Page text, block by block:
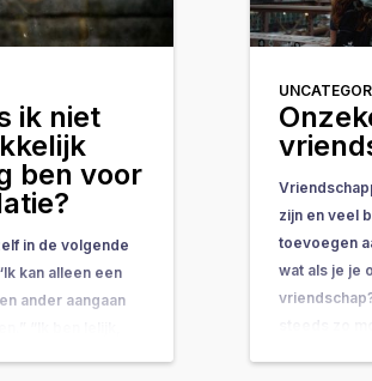
ik niet
ben voor
in de volgende
kan alleen een
ander aangaan
zijn en veel
toevoegen
wat als je je